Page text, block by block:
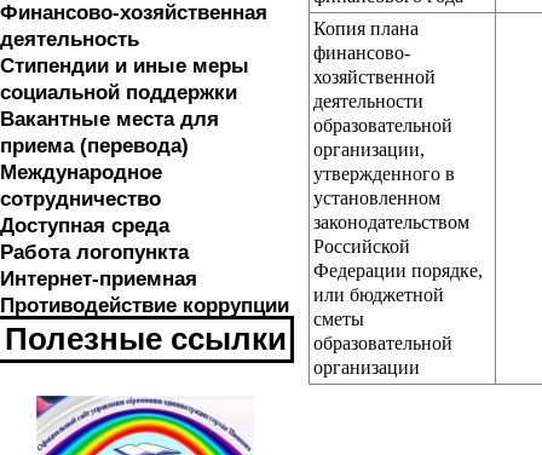
Финансово-хозяйственная
деятельность
Стипендии и иные меры
социальной поддержки
Вакантные места для
приема (перевода)
Международное
сотрудничество
Доступная среда
Работа логопункта
Интернет-приемная
Противодействие коррупции
Полезные ссылки
Копия плана
финансово-
хозяйственной
деятельности
образовательной
организации,
утвержденного в
установленном
законодательством
Российской
Федерации порядке,
или бюджетной
сметы
образовательной
организации